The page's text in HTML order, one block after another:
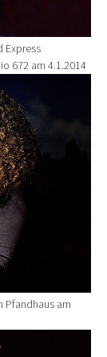
Express
672 am 4.1.2014
Pfandhaus am